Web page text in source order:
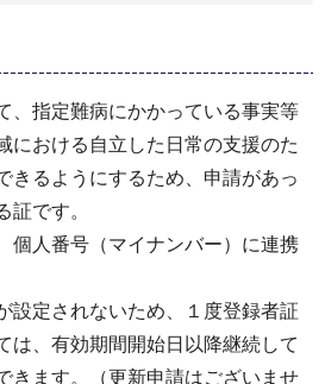
、指定難病にかかっている事実等
における自立した日常の支援のた
きるようにするため、申請があっ
証です。
個人番号（マイナンバー）に連携
設定されないため、１度登録者証
は、有効期間開始日以降継続して
きます。（更新申請はございませ